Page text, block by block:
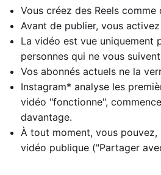
Vous créez des Reels comme
Avant de publier, vous
La vidéo est vue uniquement
personnes qui ne vous
Vos abonnés actuels ne la
Instagram* analyse les
vidéo "fonctionne",
davantage.
À tout moment, vous
vidéo publique ("Partager